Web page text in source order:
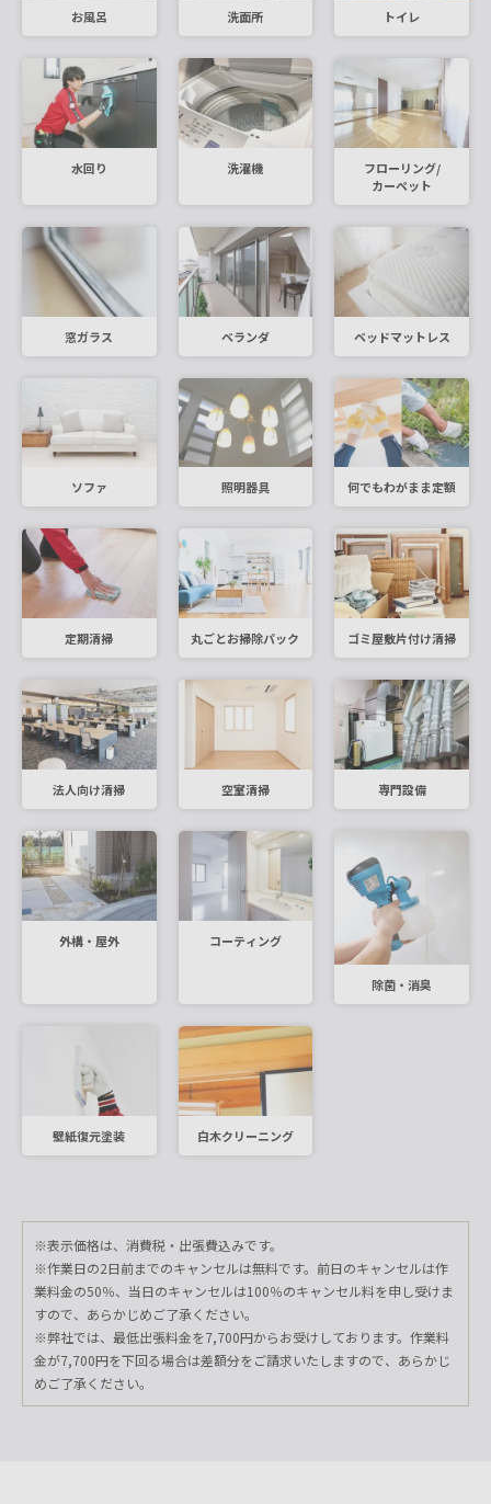
お風呂 洗面所 トイレ
水回り 洗濯機
フローリング/
カーペット
窓ガラス ベランダ ベッドマットレス
ソファ 照明器具 何でもわがまま定額
定期清掃 丸ごとお掃除パック ゴミ屋敷片付け清掃
法人向け清掃 空室清掃 専門設備
外構・屋外 コーティング
除菌・消臭
壁紙復元塗装 白木クリーニング
※表示価格は、消費税・出張費込みです。
※作業日の2日前までのキャンセルは無料です。前日のキャンセルは作
業料金の50％、当日のキャンセルは100％のキャンセル料を申し受けま
すので、あらかじめご了承ください。
※弊社では、最低出張料金を7,700円からお受けしております。作業料
金が7,700円を下回る場合は差額分をご請求いたしますので、あらかじ
めご了承ください。